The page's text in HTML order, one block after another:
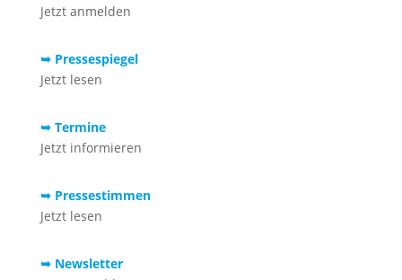
Jetzt anmelden
➥ Pressespiegel
Jetzt lesen
➥ Termine
Jetzt informieren
➥ Pressestimmen
Jetzt lesen
➥ Newsletter